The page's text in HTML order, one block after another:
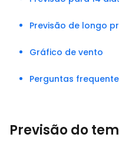
Previsão de longo
Gráfico de vento
Perguntas
Previsão do